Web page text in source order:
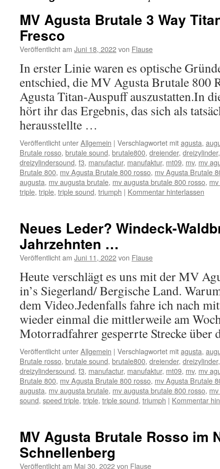
MV Agusta Brutale 3 Way
Fresco
Veröffentlicht am Juni 18, 2022von Flause
In erster Linie waren es optische
entschied, die MV Agusta Brutale 800
Agusta Titan-Auspuff auszustatten.In
hört ihr das Ergebnis, das sich als
herausstellte …
Veröffentlicht unterAllgemein | Verschlagwortet mitagusta,
Brutale rosso, brutale sound, brutale800, dreiender, dreizylinder
dreizylindersound, f3, manufactur, manufaktur, mt09, mv, mv
Brutale 800, mv Agusta Brutale 800 rosso, mv Agusta Brutale
augusta, mv augusta brutale, mv augusta brutale 800 rosso,
triple, triple, triple sound, triumph | Kommentar hinterlassen
Neues Leder? Windeck-
Jahrzehnten …
Veröffentlicht am Juni 11, 2022von Flause
Heute verschlägt es uns mit der MV
in’s Siegerland/ Bergische Land.
dem Video.Jedenfalls fahre ich nach
wieder einmal die mittlerweile am
Motorradfahrer gesperrte Strecke
Veröffentlicht unterAllgemein | Verschlagwortet mitagusta,
Brutale rosso, brutale sound, brutale800, dreiender, dreizylinder
dreizylindersound, f3, manufactur, manufaktur, mt09, mv, mv
Brutale 800, mv Agusta Brutale 800 rosso, mv Agusta Brutale
augusta, mv augusta brutale, mv augusta brutale 800 rosso,
sound, speed triple, triple, triple sound, triumph | Kommentar
MV Agusta Brutale Rosso im
Schnellenberg
Veröffentlicht am Mai 30, 2022von Flause